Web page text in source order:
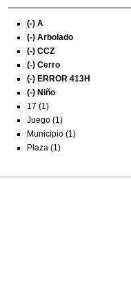
(-) A
(-) Arbolado
(-) CCZ
(-) Cerro
(-) ERROR 413H
(-) Niño
17 (1)
Juego (1)
Municipio (1)
Plaza (1)